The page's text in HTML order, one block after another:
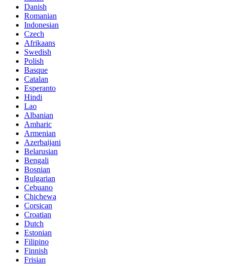
Danish
Romanian
Indonesian
Czech
Afrikaans
Swedish
Polish
Basque
Catalan
Esperanto
Hindi
Lao
Albanian
Amharic
Armenian
Azerbaijani
Belarusian
Bengali
Bosnian
Bulgarian
Cebuano
Chichewa
Corsican
Croatian
Dutch
Estonian
Filipino
Finnish
Frisian